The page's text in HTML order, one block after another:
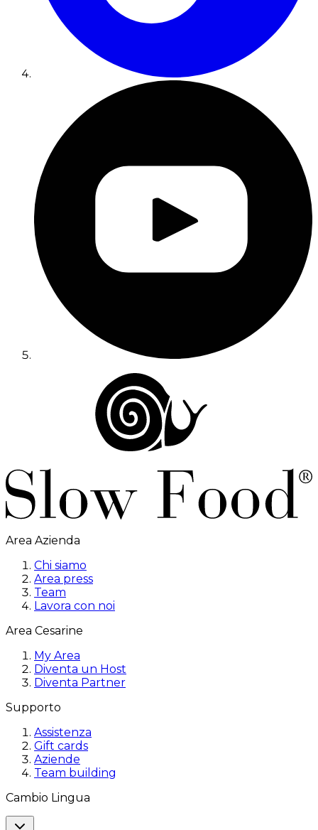
Area Azienda
Chi siamo
Area press
Team
Lavora con noi
Area Cesarine
My Area
Diventa un Host
Diventa Partner
Supporto
Assistenza
Gift cards
Aziende
Team building
Cambio Lingua